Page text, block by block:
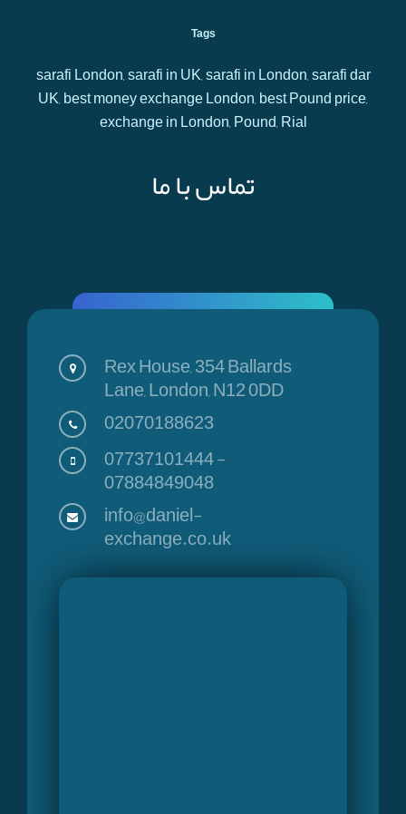
Tags
sarafi London, sarafi in UK, sarafi in London, sarafi dar
UK, best money exchange London, best Pound price,
exchange in London, Pound, Rial
تماس با ما
Rex House, 354 Ballards
Lane, London, N12 0DD
02070188623
07737101444-
07884849048
info@daniel-
exchange.co.uk